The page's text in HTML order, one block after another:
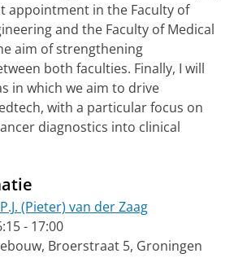
appointment in the Faculty of
and the Faculty of Medical
aim of strengthening
both faculties. Finally, I will
in which we aim to drive
with a particular focus on
diagnostics into clinical
(Pieter) van der Zaag
- 17:00
Broerstraat 5, Groningen